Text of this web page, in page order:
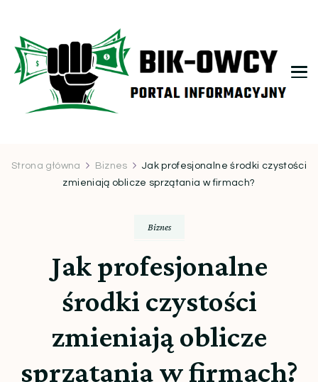
Strona główna Biznes
Jak profesjonalne środki czystości
zmieniają oblicze sprzątania w firmach?
Biznes
Jak profesjonalne
środki czystości
zmieniają oblicze
sprzątania w firmach?